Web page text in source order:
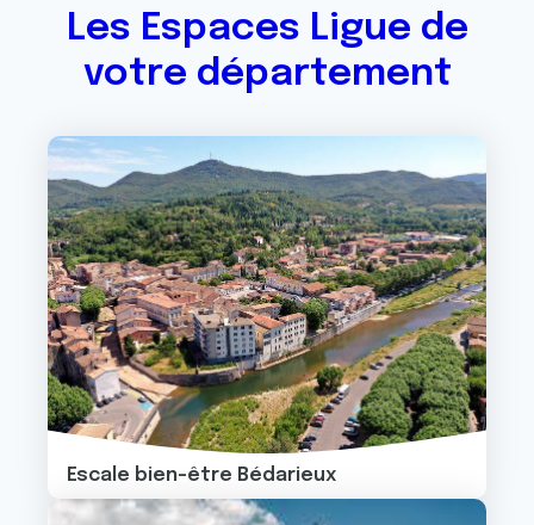
Les Espaces Ligue de
votre département
Image
Escale bien-être Bédarieux
Image